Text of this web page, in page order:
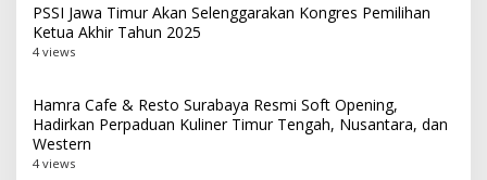
PSSI Jawa Timur Akan Selenggarakan Kongres Pemilihan
Ketua Akhir Tahun 2025
4 views
Hamra Cafe & Resto Surabaya Resmi Soft Opening,
Hadirkan Perpaduan Kuliner Timur Tengah, Nusantara, dan
Western
4 views